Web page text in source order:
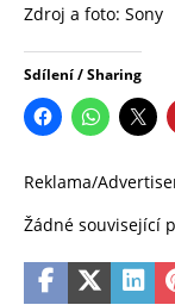
Zdroj a foto: Sony
Sdílení / Sharing
Reklama/
Žádné související